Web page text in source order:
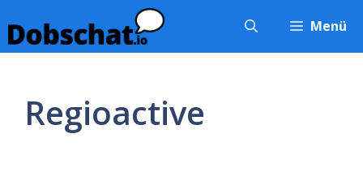
Inhalt
springen
Menü
Regioactive